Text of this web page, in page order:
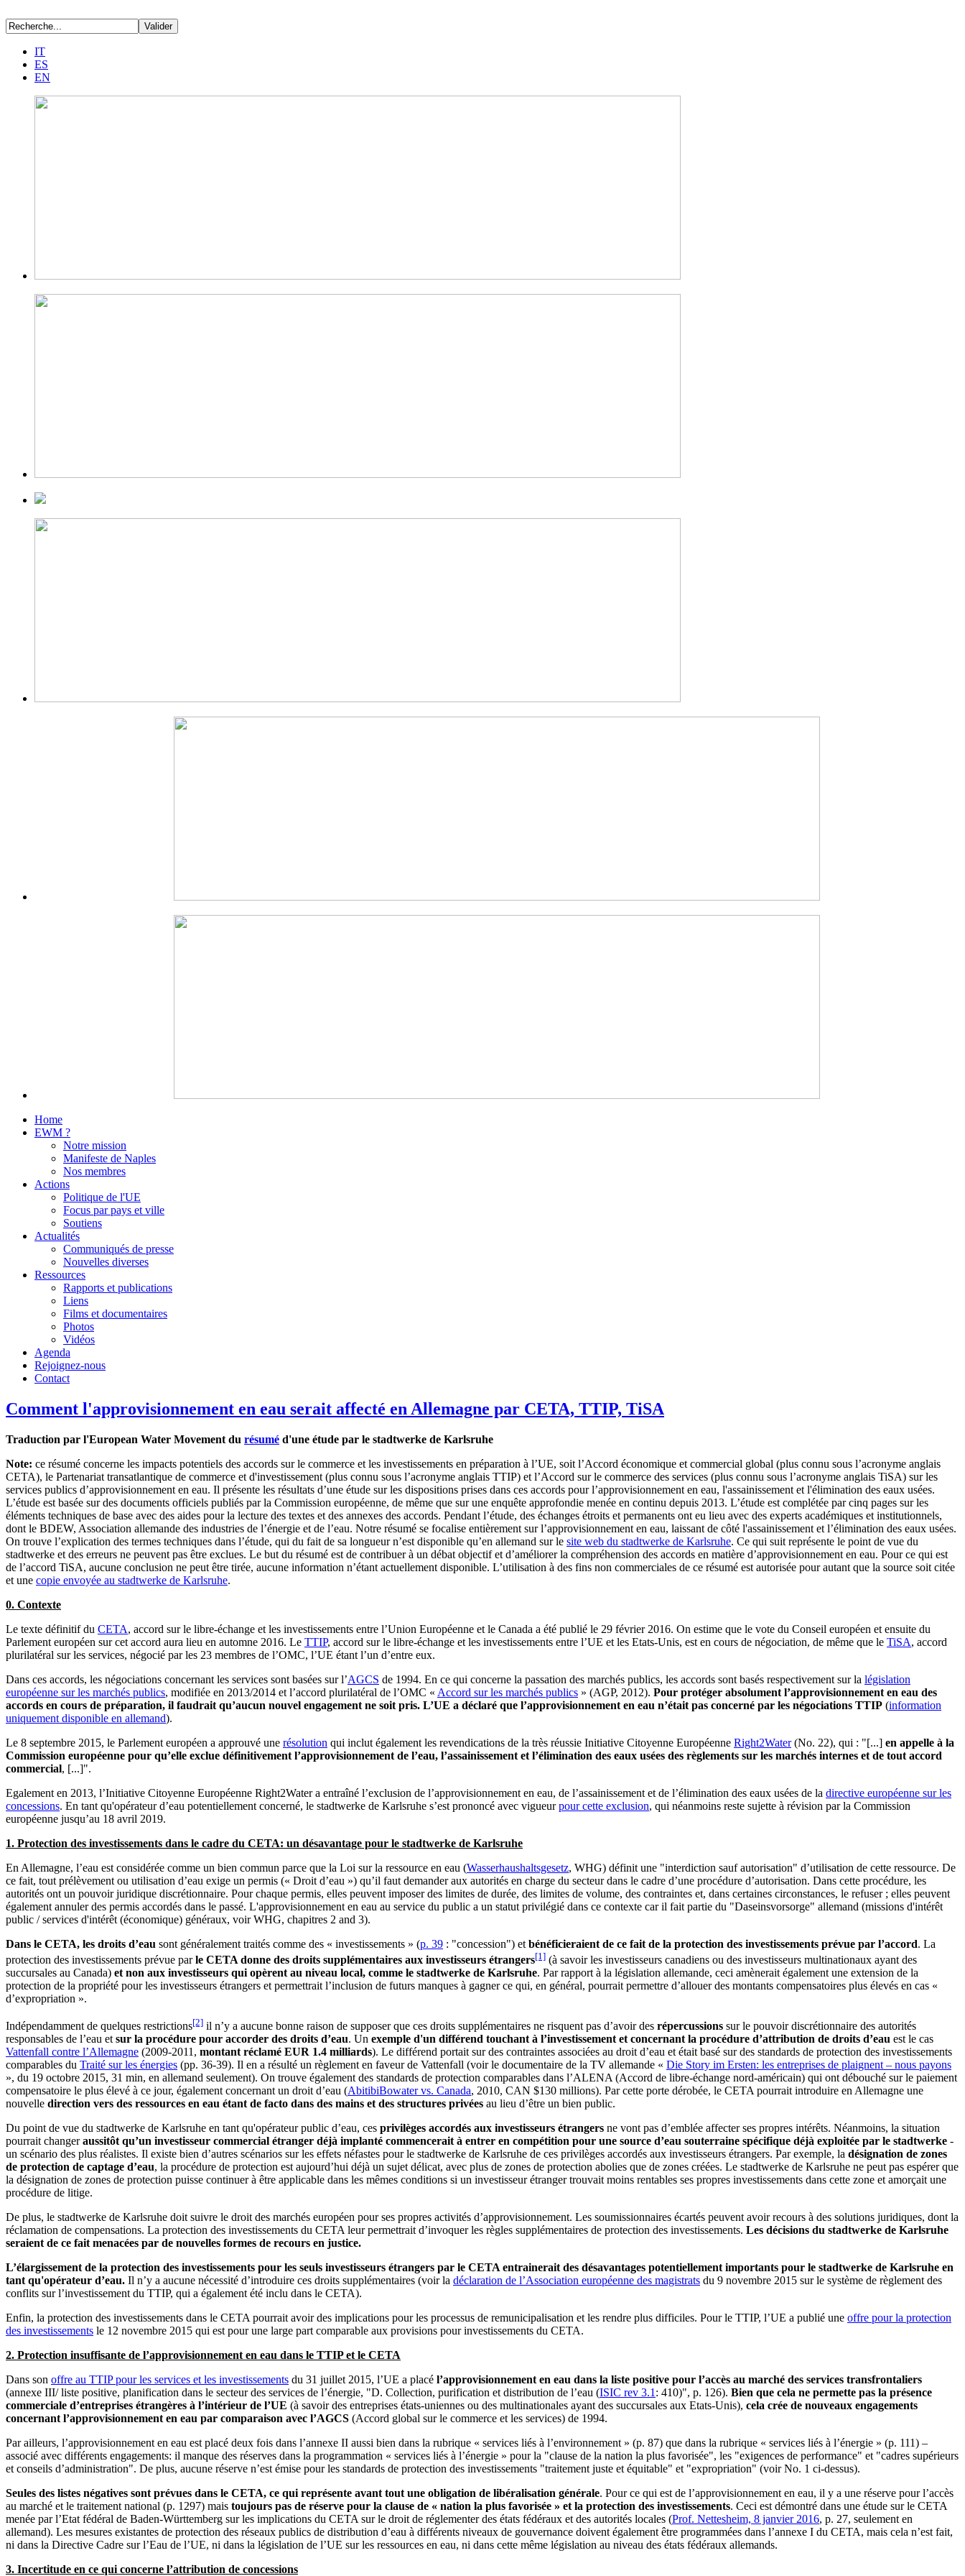
IT
ES
EN
Home
EWM ?
Notre mission
Manifeste de Naples
Nos membres
Actions
Politique de l'UE
Focus par pays et ville
Soutiens
Actualités
Communiqués de presse
Nouvelles diverses
Ressources
Rapports et publications
Liens
Films et documentaires
Photos
Vidéos
Agenda
Rejoignez-nous
Contact
Comment l'approvisionnement en eau serait affecté en Allemagne par CETA, TTIP, TiSA
Traduction par l'European Water Movement du résumé d'une étude par le stadtwerke de Karlsruhe
Note: ce résumé concerne les impacts potentiels des accords sur le commerce et les investissements en préparation à l’UE, soit l’Accord économique et commercial global (plus connu sous l’acronyme anglais
CETA), le Partenariat transatlantique de commerce et d'investissement (plus connu sous l’acronyme anglais TTIP) et l’Accord sur le commerce des services (plus connu sous l’acronyme anglais TiSA) sur les
services publics d’approvisionnement en eau. Il présente les résultats d’une étude sur les dispositions prises dans ces accords pour l’approvisionnement en eau, l'assainissement et l'élimination des eaux usées.
L’étude est basée sur des documents officiels publiés par la Commission européenne, de même que sur une enquête approfondie menée en continu depuis 2013. L’étude est complétée par cinq pages sur les
éléments techniques de base avec des aides pour la lecture des textes et des annexes des accords. Pendant l’étude, des échanges étroits et permanents ont eu lieu avec des experts académiques et institutionnels,
dont le BDEW, Association allemande des industries de l’énergie et de l’eau. Notre résumé se focalise entièrement sur l’approvisionnement en eau, laissant de côté l'assainissement et l’élimination des eaux usées.
On trouve l’explication des termes techniques dans l’étude, qui du fait de sa longueur n’est disponible qu’en allemand sur le site web du stadtwerke de Karlsruhe. Ce qui suit représente le point de vue du
stadtwerke et des erreurs ne peuvent pas être exclues. Le but du résumé est de contribuer à un débat objectif et d’améliorer la compréhension des accords en matière d’approvisionnement en eau. Pour ce qui est
de l’accord TiSA, aucune conclusion ne peut être tirée, aucune information n’étant actuellement disponible. L’utilisation à des fins non commerciales de ce résumé est autorisée pour autant que la source soit citée
et une copie envoyée au stadtwerke de Karlsruhe.
0. Contexte
Le texte définitif du CETA, accord sur le libre-échange et les investissements entre l’Union Européenne et le Canada a été publié le 29 février 2016. On estime que le vote du Conseil européen et ensuite du
Parlement européen sur cet accord aura lieu en automne 2016. Le TTIP, accord sur le libre-échange et les investissements entre l’UE et les Etats-Unis, est en cours de négociation, de même que le TiSA, accord
plurilatéral sur les services, négocié par les 23 membres de l’OMC, l’UE étant l’un d’entre eux.
Dans ces accords, les négociations concernant les services sont basées sur l’AGCS de 1994. En ce qui concerne la passation des marchés publics, les accords sont basés respectivement sur la législation
européenne sur les marchés publics, modifiée en 2013/2014 et l’accord plurilatéral de l’OMC « Accord sur les marchés publics » (AGP, 2012). Pour protéger absolument l’approvisionnement en eau des
accords en cours de préparation, il faudrait qu’aucun nouvel engagement ne soit pris. L’UE a déclaré que l’approvisionnement en eau n’était pas concerné par les négociations TTIP (information
uniquement disponible en allemand).
Le 8 septembre 2015, le Parlement européen a approuvé une résolution qui inclut également les revendications de la très réussie Initiative Citoyenne Européenne Right2Water(No. 22), qui : "[...] en appelle à la
Commission européenne pour qu’elle exclue définitivement l’approvisionnement de l’eau, l’assainissement et l’élimination des eaux usées des règlements sur les marchés internes et de tout accord
commercial, [...]".
Egalement en 2013, l’Initiative Citoyenne Européenne Right2Water a entraîné l’exclusion de l’approvisionnement en eau, de l’assainissement et de l’élimination des eaux usées de la directive européenne sur les
concessions. En tant qu'opérateur d’eau potentiellement concerné, le stadtwerke de Karlsruhe s’est prononcé avec vigueurpour cette exclusion, qui néanmoins reste sujette à révision par la Commission
européenne jusqu’au 18 avril 2019.
1. Protection des investissements dans le cadre du CETA: un désavantage pour le stadtwerke de Karlsruhe
En Allemagne, l’eau est considérée comme un bien commun parce que la Loi sur la ressource en eau (Wasserhaushaltsgesetz, WHG) définit une "interdiction sauf autorisation" d’utilisation de cette ressource. De
ce fait, tout prélèvement ou utilisation d’eau exige un permis (« Droit d’eau ») qu’il faut demander aux autorités en charge du secteur dans le cadre d’une procédure d’autorisation. Dans cette procédure, les
autorités ont un pouvoir juridique discrétionnaire. Pour chaque permis, elles peuvent imposer des limites de durée, des limites de volume, des contraintes et, dans certaines circonstances, le refuser ; elles peuvent
également annuler des permis accordés dans le passé. L'approvisionnement en eau au service du public a un statut privilégié dans ce contexte car il fait partie du "Daseinsvorsorge" allemand (missions d'intérêt
public / services d'intérêt (économique) généraux, voir WHG, chapitres 2 and 3).
Dans le CETA, les droits d’eau sont généralement traités comme des « investissements » (p. 39 : "concession") et bénéficieraient de ce fait de la protection des investissements prévue par l’accord. La
protection des investissements prévue parle CETA donne des droits supplémentaires aux investisseurs étrangers[1] (à savoir les investisseurs canadiens ou des investisseurs multinationaux ayant des
succursales au Canada) et non aux investisseurs qui opèrent au niveau local, comme le stadtwerke de Karlsruhe. Par rapport à la législation allemande, ceci amènerait également une extension de la
protection de la propriété pour les investisseurs étrangers et permettrait l’inclusion de futurs manques à gagner ce qui, en général, pourrait permettre d’allouer des montants compensatoires plus élevés en cas «
d’expropriation ».
Indépendamment de quelques restrictions[2] il n’y a aucune bonne raison de supposer que ces droits supplémentaires ne risquent pas d’avoir des répercussions sur le pouvoir discrétionnaire des autorités
responsables de l’eau etsur la procédure pour accorder des droits d’eau. Un exemple d'un différend touchant à l’investissement et concernant la procédure d’attribution de droits d’eau est le cas
Vattenfall contre l’Allemagne (2009-2011, montant réclamé EUR 1.4 milliards). Le différend portait sur des contraintes associées au droit d’eau et était basé sur des standards de protection des investissements
comparables du Traité sur les énergies (pp. 36-39). Il en a résulté un règlement en faveur de Vattenfall (voir le documentaire de la TV allemande « Die Story im Ersten: les entreprises de plaignent – nous payons
», du 19 octobre 2015, 31 min, en allemand seulement). On trouve également des standards de protection comparables dans l’ALENA (Accord de libre-échange nord-américain) qui ont débouché sur le paiement
compensatoire le plus élevé à ce jour, également concernant un droit d’eau (AbitibiBowater vs. Canada, 2010, CAN $130 millions). Par cette porte dérobée, le CETA pourrait introduire en Allemagne une
nouvelle direction vers des ressources en eau étant de facto dans des mains et des structures privées au lieu d’être un bien public.
Du point de vue du stadtwerke de Karlsruhe en tant qu'opérateur public d’eau, ces privilèges accordés aux investisseurs étrangers ne vont pas d’emblée affecter ses propres intérêts. Néanmoins, la situation
pourrait changeraussitôt qu’un investisseur commercial étranger déjà implanté commencerait à entrer en compétition pour une source d’eau souterraine spécifique déjà exploitée par le stadtwerke -
un scénario des plus réalistes. Il existe bien d’autres scénarios sur les effets néfastes pour le stadtwerke de Karlsruhe de ces privilèges accordés aux investisseurs étrangers. Par exemple, la désignation de zones
de protection de captage d’eau, la procédure de protection est aujourd’hui déjà un sujet délicat, avec plus de zones de protection abolies que de zones créées. Le stadtwerke de Karlsruhe ne peut pas espérer que
la désignation de zones de protection puisse continuer à être applicable dans les mêmes conditions si un investisseur étranger trouvait moins rentables ses propres investissements dans cette zone et amorçait une
procédure de litige.
De plus, le stadtwerke de Karlsruhe doit suivre le droit des marchés européen pour ses propres activités d’approvisionnement. Les soumissionnaires écartés peuvent avoir recours à des solutions juridiques, dont la
réclamation de compensations. La protection des investissements du CETA leur permettrait d’invoquer les règles supplémentaires de protection des investissements. Les décisions du stadtwerke de Karlsruhe
seraient de ce fait menacées par de nouvelles formes de recours en justice.
L’élargissement de la protection des investissements pour les seuls investisseurs étrangers par le CETA entrainerait des désavantages potentiellement importants pour le stadtwerke de Karlsruhe en
tant qu'opérateur d’eau. Il n’y a aucune nécessité d’introduire ces droits supplémentaires (voir la déclaration de l’Association européenne des magistrats du 9 novembre 2015 sur le système de règlement des
conflits sur l’investissement du TTIP, qui a également été inclu dans le CETA).
Enfin, la protection des investissements dans le CETA pourrait avoir des implications pour les processus de remunicipalisation et les rendre plus difficiles. Pour le TTIP, l’UE a publié une offre pour la protection
des investissements le 12 novembre 2015 qui est pour une large part comparable aux provisions pour investissements du CETA.
2. Protection insuffisante de l’approvisionnement en eau dans le TTIP et le CETA
Dans son offre au TTIP pour les services et les investissements du 31 juillet 2015, l’UE a placé l’approvisionnement en eau dans la liste positive pour l’accès au marché des services transfrontaliers
(annexe III/ liste positive, planification dans le secteur des services de l’énergie, "D. Collection, purification et distribution de l’eau (ISIC rev 3.1: 410)", p. 126). Bien que cela ne permette pas la présence
commerciale d’entreprises étrangères à l’intérieur de l’UE (à savoir des entreprises états-uniennes ou des multinationales ayant des succursales aux Etats-Unis), cela crée de nouveaux engagements
concernant l’approvisionnement en eau par comparaison avec l’AGCS (Accord global sur le commerce et les services) de 1994.
Par ailleurs, l’approvisionnement en eau est placé deux fois dans l’annexe II aussi bien dans la rubrique « services liés à l’environnement » (p. 87) que dans la rubrique « services liés à l’énergie » (p. 111) –
associé avec différents engagements: il manque des réserves dans la programmation « services liés à l’énergie » pour la "clause de la nation la plus favorisée", les "exigences de performance" et "cadres supérieurs
et conseils d’administration". De plus, aucune réserve n’est émise pour les standards de protection des investissements "traitement juste et équitable" et "expropriation" (voir No. 1 ci-dessus).
Seules des listes négatives sont prévues dans le CETA, ce qui représente avant tout une obligation de libéralisation générale. Pour ce qui est de l’approvisionnement en eau, il y a une réserve pour l’accès
au marché et le traitement national (p. 1297) mais toujours pas de réserve pour la clause de « nation la plus favorisée » et la protection des investissements. Ceci est démontré dans une étude sur le CETA
menée par l’Etat fédéral de Baden-Württemberg sur les implications du CETA sur le droit de réglementer des états fédéraux et des autorités locales (Prof. Nettesheim, 8 janvier 2016, p. 27, seulement en
allemand). Les mesures existantes de protection des réseaux publics de distribution d’eau à différents niveaux de gouvernance doivent également être programmées dans l’annexe I du CETA, mais cela n’est fait,
ni dans la Directive Cadre sur l’Eau de l’UE, ni dans la législation de l’UE sur les ressources en eau, ni dans cette même législation au niveau des états fédéraux allemands.
3. Incertitude en ce qui concerne l’attribution de concessions